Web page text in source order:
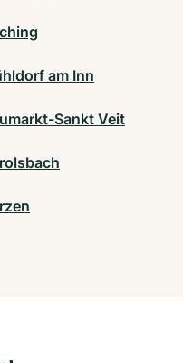
am Inn
Sankt Veit